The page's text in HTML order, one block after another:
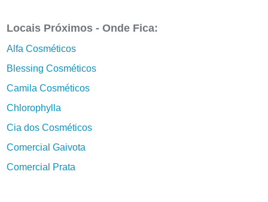
Locais Próximos - Onde Fica:
Alfa Cosméticos
Blessing Cosméticos
Camila Cosméticos
Chlorophylla
Cia dos Cosméticos
Comercial Gaivota
Comercial Prata